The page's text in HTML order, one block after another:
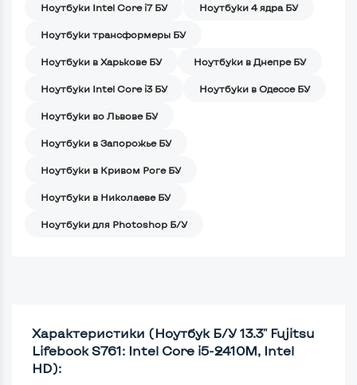
Ноутбуки Intel Core i7 БУ Ноутбуки 4 ядра БУ
Ноутбуки трансформеры БУ
Ноутбуки в Харькове БУ Ноутбуки в Днепре БУ
Ноутбуки Intel Core i3 БУ Ноутбуки в Одессе БУ
Ноутбуки во Львове БУ
Ноутбуки в Запорожье БУ
Ноутбуки в Кривом Роге БУ
Ноутбуки в Николаеве БУ
Ноутбуки для Photoshop Б/У
Характеристики (Ноутбук Б/У 13.3" Fujitsu
Lifebook S761: Intel Core i5-2410M, Intel
HD):